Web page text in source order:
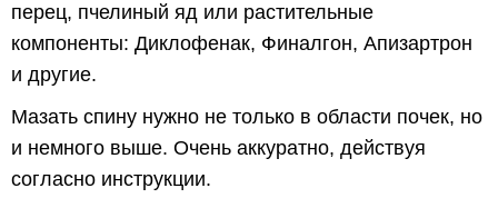
перец, пчелиный яд или растительные
компоненты: Диклофенак, Финалгон, Апизартрон
и другие.
Мазать спину нужно не только в области почек, но
и немного выше. Очень аккуратно, действуя
согласно инструкции.